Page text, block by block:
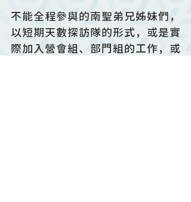
不能全程參與的南聖弟兄姊妹們，
以短期天數探訪隊的形式，或是實
際加入營會組、部門組的工作，或